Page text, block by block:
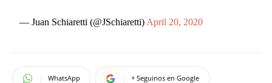
— Juan Schiaretti (@JSchiaretti) April 20, 2020
WhatsApp + Seguinos en Google